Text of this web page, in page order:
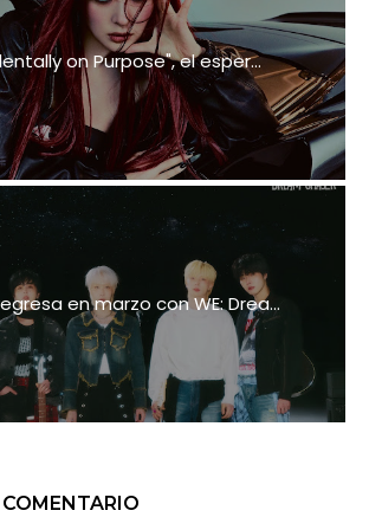
on Purpose", el esper...
en marzo con WE: Drea...